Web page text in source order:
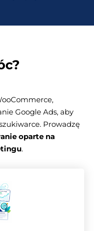
Google Ads, aby
Prowadzę
oparte na
.